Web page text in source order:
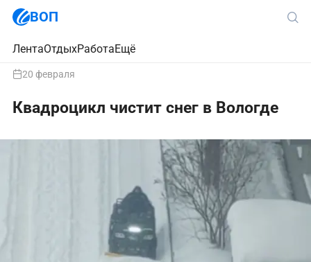
ВОП
ЛентаОтдыхРаботаЕщё
20 февраля
Квадроцикл чистит снег в Вологде